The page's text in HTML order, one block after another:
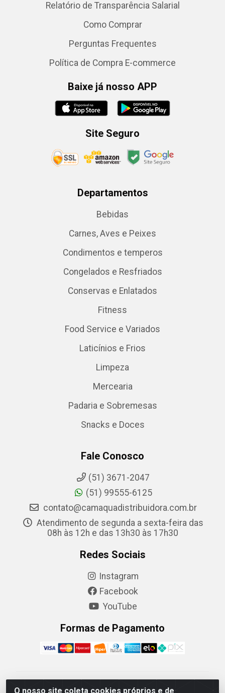
O nosso site coleta cookies próprios e de
Relatório de Transparência Salarial
Como Comprar
Perguntas Frequentes
Política de Compra E-commerce
Baixe já nosso APP
Site Seguro
Departamentos
Bebidas
Carnes, Aves e Peixes
Condimentos e temperos
Congelados e Resfriados
Conservas e Enlatados
Fitness
Food Service e Variados
Laticínios e Frios
Limpeza
Mercearia
Padaria e Sobremesas
Snacks e Doces
Fale Conosco
(51) 3671-2047
(51) 99555-6125
contato@camaquadistribuidora.com.br
Atendimento de segunda a sexta-feira das
08h às 12h e das 13h30 às 17h30
Redes Sociais
Instagram
Facebook
YouTube
Formas de Pagamento
Camaquã Distribuidora Ltda - Avenida Conego Luiz W